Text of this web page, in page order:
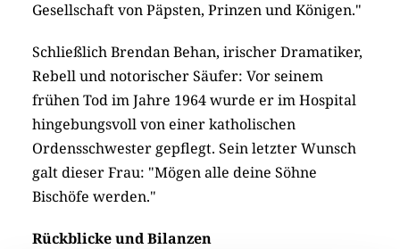
Gesellschaft von Päpsten, Prinzen und Königen."
Schließlich Brendan Behan, irischer Dramatiker,
Rebell und notorischer Säufer: Vor seinem
frühen Tod im Jahre 1964 wurde er im Hospital
hingebungsvoll von einer katholischen
Ordensschwester gepflegt. Sein letzter Wunsch
galt dieser Frau: "Mögen alle deine Söhne
Bischöfe werden."
Rückblicke und Bilanzen